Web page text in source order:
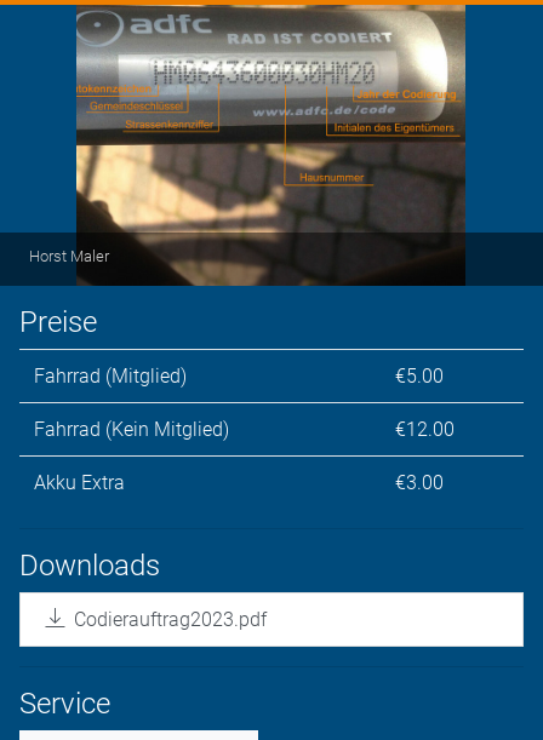
Horst Maler
Preise
Fahrrad (Mitglied) €5.00
Fahrrad (Kein Mitglied) €12.00
Akku Extra €3.00
Downloads
Codierauftrag2023.pdf
Service